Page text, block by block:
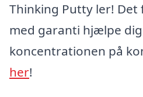
Thinking Putty ler! Det
med garanti hjælpe
koncentrationen på
her!